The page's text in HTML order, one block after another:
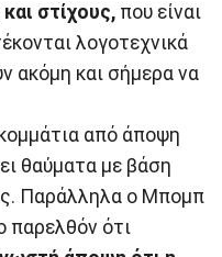
στίχους, που είναι
λογοτεχνικά
ακόμη και σήμερα να
από άποψη
θαύματα με βάση
Παράλληλα ο Μπομπ
παρελθόν ότι